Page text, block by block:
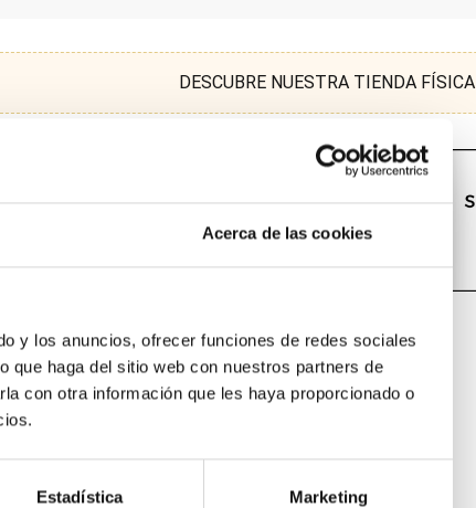
Acerca de las cookies
y los anuncios, ofrecer funciones de redes sociales
que haga del sitio web con nuestros partners de
con otra información que les haya proporcionado o
Estadística Marketing
DESCUBRE NUESTRA TIENDA FÍSICA